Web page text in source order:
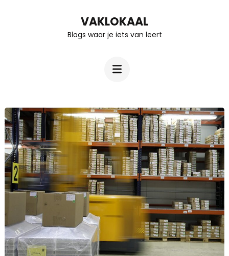
VAKLOKAAL
Blogs waar je iets van leert